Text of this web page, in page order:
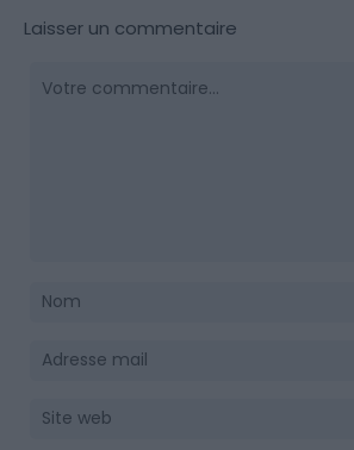
Laisser un commentaire